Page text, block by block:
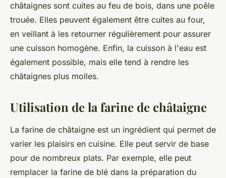
châtaignes sont cuites au feu de bois, dans une poêle
trouée. Elles peuvent également être cuites au four,
en veillant à les retourner régulièrement pour assurer
une cuisson homogène. Enfin, la cuisson à l'eau est
également possible, mais elle tend à rendre les
châtaignes plus molles.
Utilisation de la farine de châtaigne
La farine de châtaigne est un ingrédient qui permet de
varier les plaisirs en cuisine. Elle peut servir de base
pour de nombreux plats. Par exemple, elle peut
remplacer la farine de blé dans la préparation du